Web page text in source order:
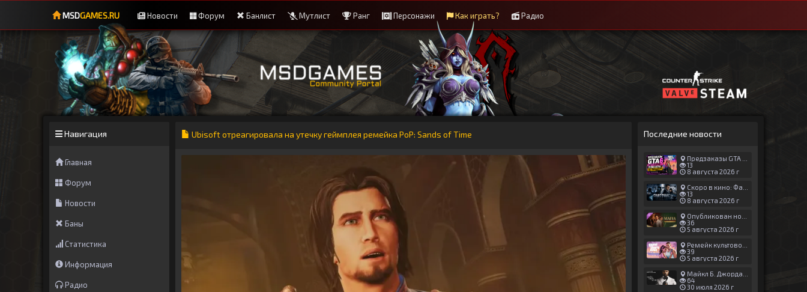
MSDGAMES.RU Новости Форум Банлист Мутлист Ранг Персонажи Как играть? Радио
Навигация
Главная
Форум
Новости
Баны
Статистика
Информация
Радио
Ubisoft отреагировала на утечку геймплея ремейка PoP: Sands of Time Последние новости
Предзаказы GTA 6 идут отлично — релиз игры не перенесут
13
8 августа 2026 г
Скоро в кино: Фантомас. Новый мир (2027)
13
8 августа 2026 г
Опубликован новый геймплей Man of Honor для Mafia: The Old Country
36
5 августа 2026 г
Ремейк культовой японской игры задержали ради выхода GTA 6
39
5 августа 2026 г
Майкл Б. Джордан сыграл главную роль в новой «Афере Томаса Крауна»
64
30 июля 2026 г